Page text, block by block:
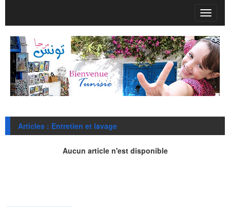
T
o
g
g
l
e
n
a
v
g
t
Articles : Entretien et lavage
Aucun article n'est disponible